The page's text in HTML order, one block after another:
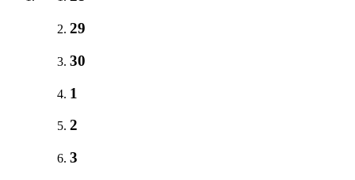
29
30
1
2
3